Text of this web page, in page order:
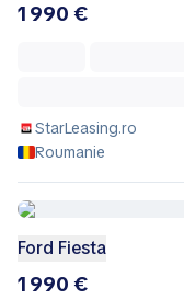
1 990 €
StarLeasing.ro
Roumanie
Ford Fiesta
1 990 €